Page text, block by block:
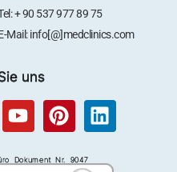
+ 90 537 977 89 75
Mail: info[@]medclinics.com
uns
Y
o
P
i
L
i
Dokument Nr. 9047